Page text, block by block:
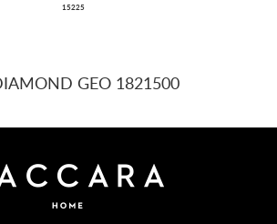
15225
GEO 1821500